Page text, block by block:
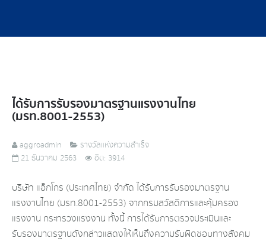
ได้รับการรับรองมาตรฐานแรงงานไทย
(มรท.8001-2553)
aggroadmin
รางวัลแห่งความสำเร็จ
21 ธันวาคม 2563
ฮิต: 3914
บริษัท แอ็กโกร (ประเทศไทย) จำกัด ได้รับการรับรองมาตรฐาน
แรงงานไทย (มรท.8001-2553) จากกรมสวัสดิการและคุ้มครอง
แรงงาน กระทรวงแรงงาน ทั้งนี้ การได้รับการตรวจประเมินและ
รับรองมาตรฐานดังกล่าวแสดงให้เห็นถึงความรับผิดชอบทางสังคม